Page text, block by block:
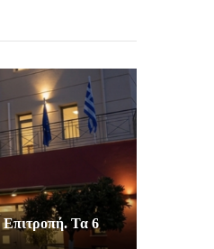
Επιτροπή. Τα 6